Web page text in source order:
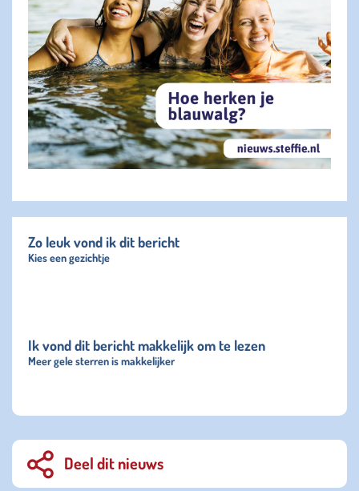
Zo leuk vond ik dit bericht
Kies een gezichtje
Ik vond dit bericht makkelijk om te lezen
Meer gele sterren is makkelijker
Deel dit nieuws